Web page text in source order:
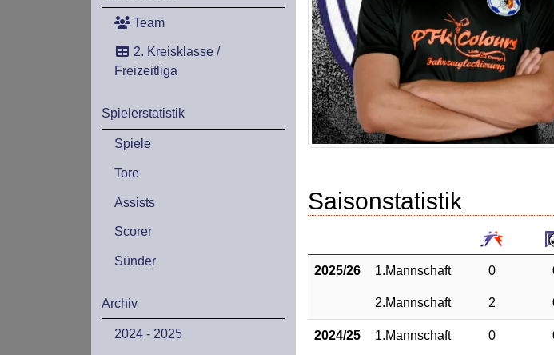
Team
2. Kreisklasse /
Freizeitliga
Spielerstatistik
Spiele
Tore
Assists
Scorer
Sünder
Archiv
2024 - 2025
Saisonstatistik
2025/26 1.Mannschaft 0
2.Mannschaft 2
2024/25 1.Mannschaft 0